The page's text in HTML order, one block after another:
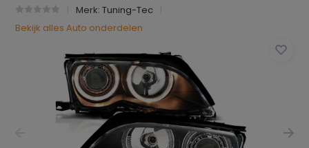
Merk:Tuning-Tec
Bekijk alles Auto onderdelen